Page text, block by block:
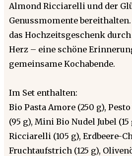
Almond Ricciarelli und der
Genussmomente
das Hochzeitsgeschenk
Herz – eine schöne
gemeinsame Kochabende.
Im Set enthalten:
Bio Pasta Amore (250 g),
(95 g), Mini Bio Nudel Jubel
Ricciarelli (105 g), Erdbeere-
Fruchtaufstrich (125 g),